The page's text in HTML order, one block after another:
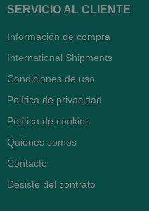
SERVICIO AL CLIENTE
Información de compra
International Shipments
Condiciones de uso
Política de privacidad
Política de cookies
Quiénes somos
Contacto
Desiste del contrato